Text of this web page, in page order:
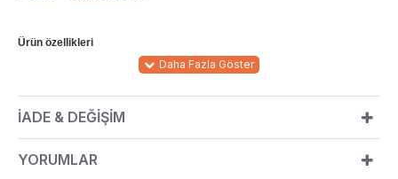
Ürün özellikleri
Ölçüler
İADE & DEĞIŞIM
YORUMLAR